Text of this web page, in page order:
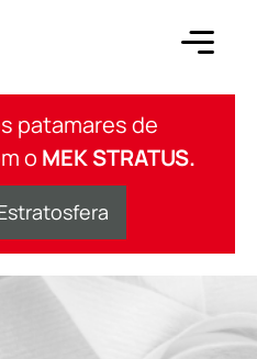
patamares de
o MEK STRATUS.